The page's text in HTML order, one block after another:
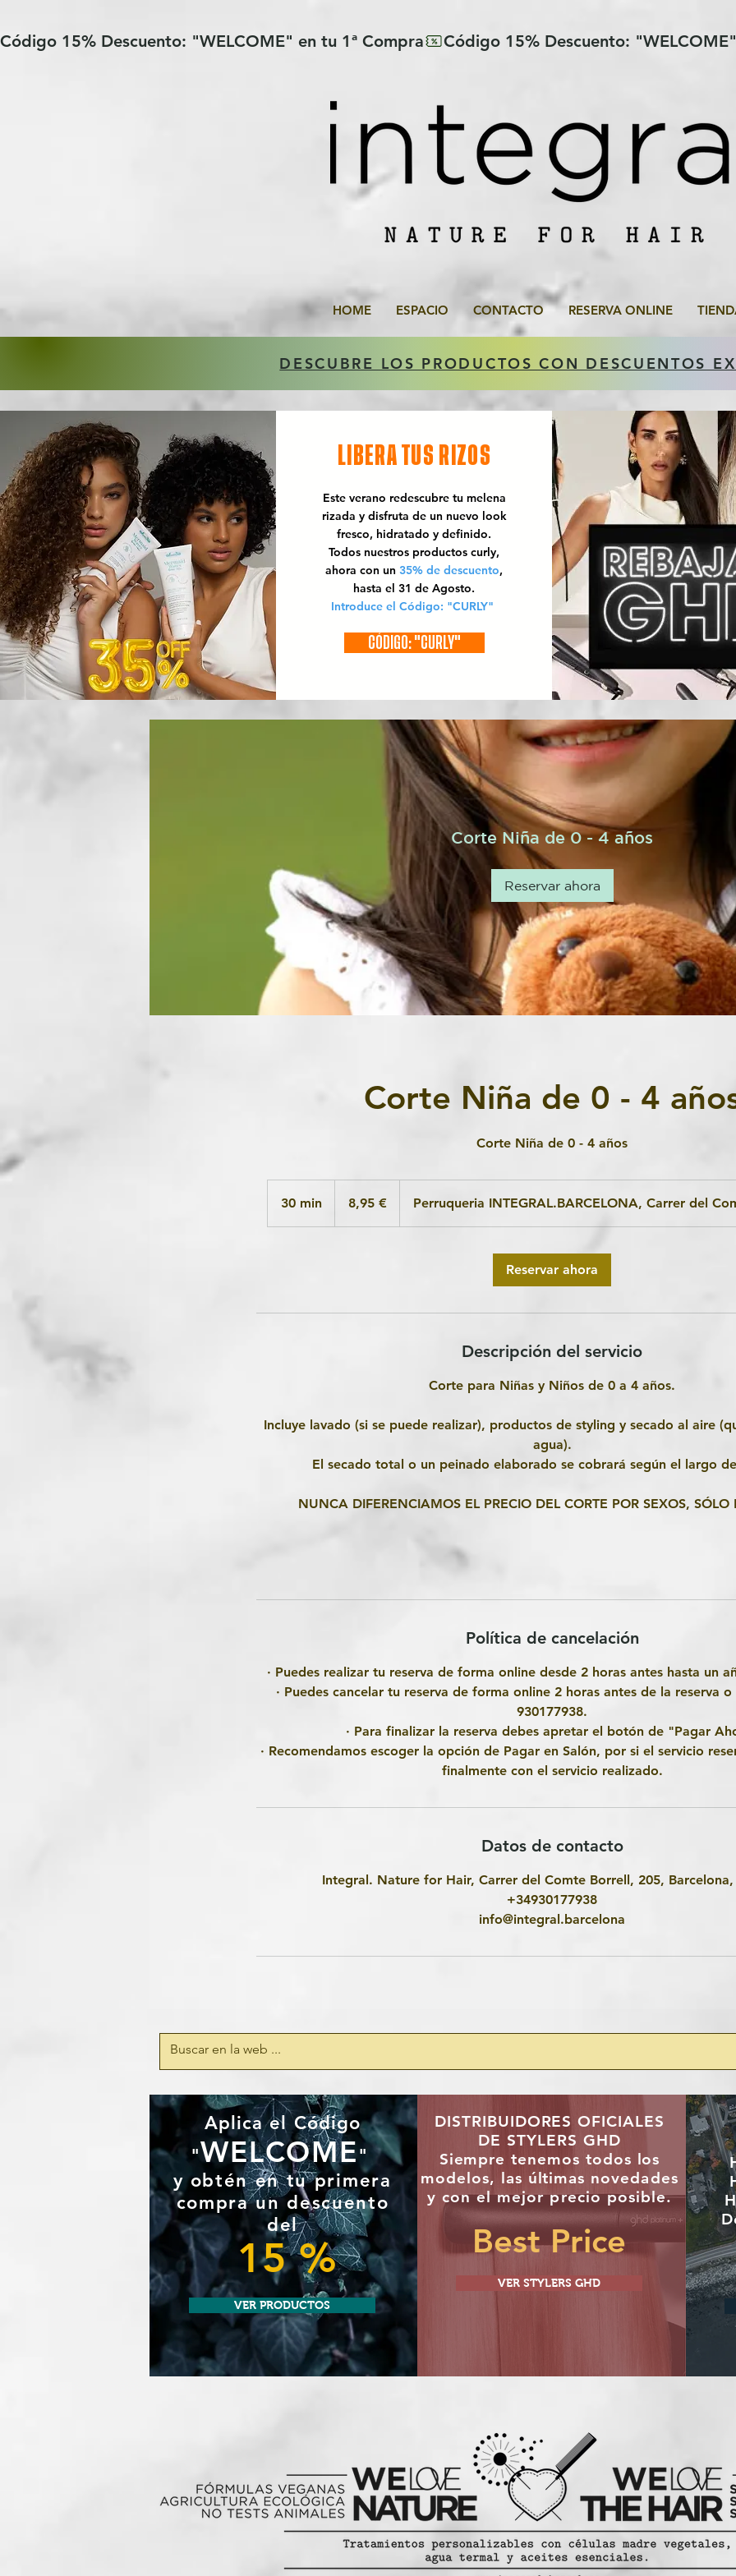
Código 15% Descuento: "WELCOME" en tu 1ª Compra
HOME ESPACIO CONTACTO RESERVA ONLINE
DESCUBRE LOS PRODUCTOS CON DESCUENTOS
LIBERA TUS RIZOS
Este verano redescubre tu melena
rizada y disfruta de un nuevo look
fresco, hidratado y definido.
Todos nuestros productos curly,
ahora con un 35% de descuento,
hasta el 31 de Agosto.
Introduce el Código: "CURLY"
CÓDIGO: "CURLY"
Corte Niña de 0 - 4 años
Reservar ahora
Corte Niña de 0 - 4
Corte Niña de 0 - 4 años
30 min
0
8,95 € Perruqueria INTEGRAL.BARCELONA, Carrer del
Reservar ahora
Descripción del servicio
Corte para Niñas y Niños de 0 a 4 años.
Incluye lavado (si se puede realizar), productos de styling y secado al aire
agua).
El secado total o un peinado elaborado se cobrará según el largo
NUNCA DIFERENCIAMOS EL PRECIO DEL CORTE POR SEXOS, SÓLO
Política de cancelación
· Puedes realizar tu reserva de forma online desde 2 horas antes hasta un
· Puedes cancelar tu reserva de forma online 2 horas antes de la reserva
930177938.
· Para finalizar la reserva debes apretar el botón de "Pagar
· Recomendamos escoger la opción de Pagar en Salón, por si el servicio
finalmente con el servicio realizado.
Datos de contacto
Integral. Nature for Hair, Carrer del Comte Borrell, 205, Barcelona,
+34930177938
info@integral.barcelona
Aplica el Código
"WELCOME"
yobtén en tu primera
compra undescuento
del
15 %
VER PRODUCTOS
DISTRIBUIDORES OFICIALES
DE STYLERS GHD
Siempre tenemos todos los
modelos, las últimas novedades
y con el mejor precio posible.
Best Price
VER STYLERS GHD